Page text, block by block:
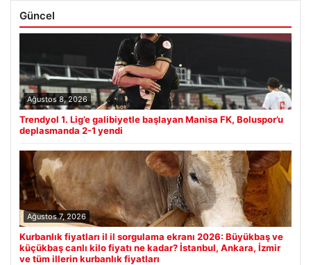
Güncel
Ağustos 8, 2026
Trendyol 1. Lig’e galibiyetle başlayan Manisa FK, Boluspor’u
deplasmanda 2-1 yendi
Ağustos 7, 2026
Kurbanlık fiyatları il il sorgulama ekranı 2026: Büyükbaş ve
küçükbaş canlı kilo fiyatı ne kadar? İstanbul, Ankara, İzmir
ve tüm illerin kurbanlık fiyatları